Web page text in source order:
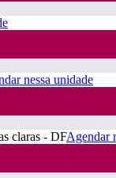
nessa unidade
claras - DFAgendar